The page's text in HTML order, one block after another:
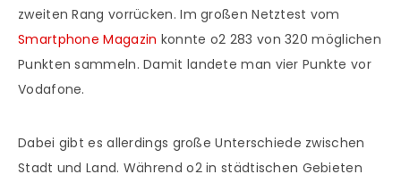
zweiten Rang vorrücken. Im großen Netztest vom
Smartphone Magazin konnte o2 283 von 320 möglichen
Punkten sammeln. Damit landete man vier Punkte vor
Vodafone.
Dabei gibt es allerdings große Unterschiede zwischen
Stadt und Land. Während o2 in städtischen Gebieten